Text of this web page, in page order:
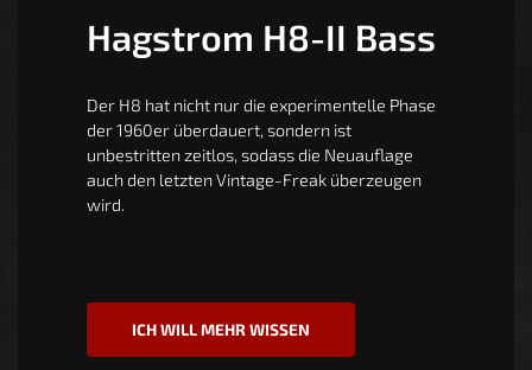
Hagstrom H8-II Bass
Der H8 hat nicht nur die experimentelle Phase
der 1960er überdauert, sondern ist
unbestritten zeitlos, sodass die Neuauflage
auch den letzten Vintage-Freak überzeugen
wird.
ICH WILL MEHR WISSEN